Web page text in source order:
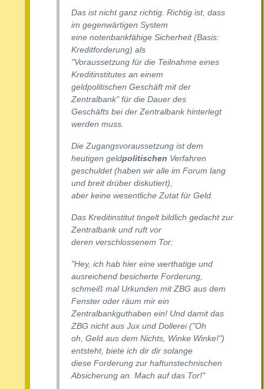
Das ist nicht ganz richtig. Richtig ist, dass
im gegenwärtigen System
eine notenbankfähige Sicherheit (Basis:
Kreditforderung) als
"Voraussetzung für die Teilnahme eines
Kreditinstitutes an einem
geldpolitischen Geschäft mit der
Zentralbank" für die Dauer des
Geschäfts bei der Zentralbank hinterlegt
werden muss.
Die Zugangsvoraussetzung ist dem
heutigen geldpolitischen Verfahren
geschuldet (haben wir alle im Forum lang
und breit drüber diskutiert),
aber keine wesentliche Zutat für Geld.
Das Kreditinstitut tingelt bildlich gedacht zur
Zentralbank und ruft vor
deren verschlossenem Tor:
"Hey, ich hab hier eine werthatige und
ausreichend besicherte Forderung,
schmeiß mal Urkunden mit ZBG aus dem
Fenster oder räum mir ein
Zentralbankguthaben ein! Und damit das
ZBG nicht aus Jux und Dollerei ("Oh
oh, Geld aus dem Nichts, Winke Winke!")
entsteht, biete ich dir dir solange
diese Forderung zur haftunstechnischen
Absicherung an. Mach auf das Tor!"